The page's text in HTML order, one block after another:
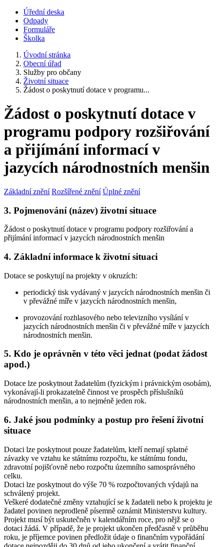
Úřední deska
Odpady
Formuláře
Školka
Úvodní stránka
Obecní úřad
Služby pro občany
Životní situace
Žádost o poskytnutí dotace v programu...
Žádost o poskytnutí dotace v
programu podpory rozšiřování
a přijímání informací v
jazycích národnostních menšin
Základní znění Rozšířené znění Úplné znění
3. Pojmenování (název) životní situace
Žádost o poskytnutí dotace v programu podpory rozšiřování a
přijímání informací v jazycích národnostních menšin
4. Základní informace k životní situaci
Dotace se poskytují na projekty v okruzích:
periodický tisk vydávaný v jazycích národnostních menšin či
v převážné míře v jazycích národnostních menšin,
provozování rozhlasového nebo televizního vysílání v
jazycích národnostních menšin či v převážné míře v jazycích
národnostních menšin.
5. Kdo je oprávněn v této věci jednat (podat žádost
apod.)
Dotace lze poskytnout žadatelům (fyzickým i právnickým osobám),
vykonávají-li prokazatelně činnost ve prospěch příslušníků
národnostních menšin, a to nejméně jeden rok.
6. Jaké jsou podmínky a postup pro řešení životní
situace
Dotaci lze poskytnout pouze žadatelům, kteří nemají splatné
závazky ve vztahu ke státnímu rozpočtu, ke státnímu fondu,
zdravotní pojišťovně nebo rozpočtu územního samosprávného
celku.
Dotaci lze poskytnout do výše 70 % rozpočtovaných výdajů na
schválený projekt.
Veškeré dodatečné změny vztahující se k žadateli nebo k projektu je
žadatel povinen neprodleně písemně oznámit Ministerstvu kultury.
Projekt musí být uskutečněn v kalendářním roce, pro nějž se o
dotaci žádá. V případě, že je projekt ukončen předčasně v průběhu
roku, je příjemce povinen předložit údaje o finančním vypořádání